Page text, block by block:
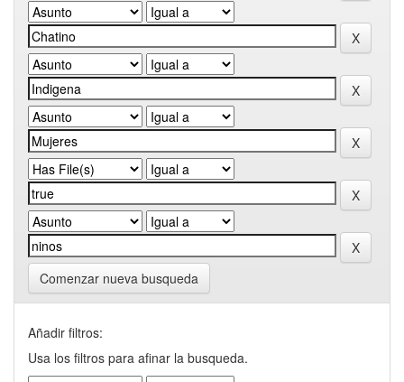
Comenzar nueva busqueda
Añadir filtros:
Usa los filtros para afinar la busqueda.